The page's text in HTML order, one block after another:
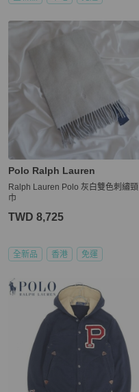
Polo Ralph Lauren
Ralph Lauren Polo 灰白雙色刺繡頸
巾
TWD 8,725
全新品 香港 免運